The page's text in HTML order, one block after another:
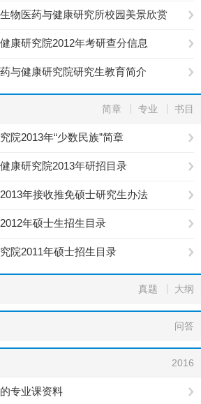
物医药与健康研究所校园美景欣赏
康研究院2012年考研查分信息
与健康研究院研究生教育简介
简章 专业 书目
院2013年“少数民族”简章
康研究院2013年研招目录
年接收推免硕士研究生办法
年硕士生招生目录
院2011年硕士招生目录
真题 大纲
问答
2016
专业课资料